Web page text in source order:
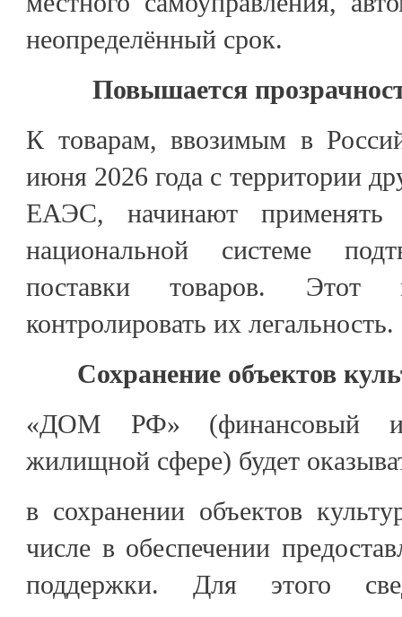
неопределённый срок.
Повышается
К товарам, ввозимым в
июня 2026 года с территории
ЕАЭС, начинают применять
национальной системе
поставки товаров. Этот
контролировать их легальность.
Сохранение объектов
«ДОМ РФ» (финансовый
жилищной сфере) будет
в сохранении объектов
числе в обеспечении
поддержки. Для этого